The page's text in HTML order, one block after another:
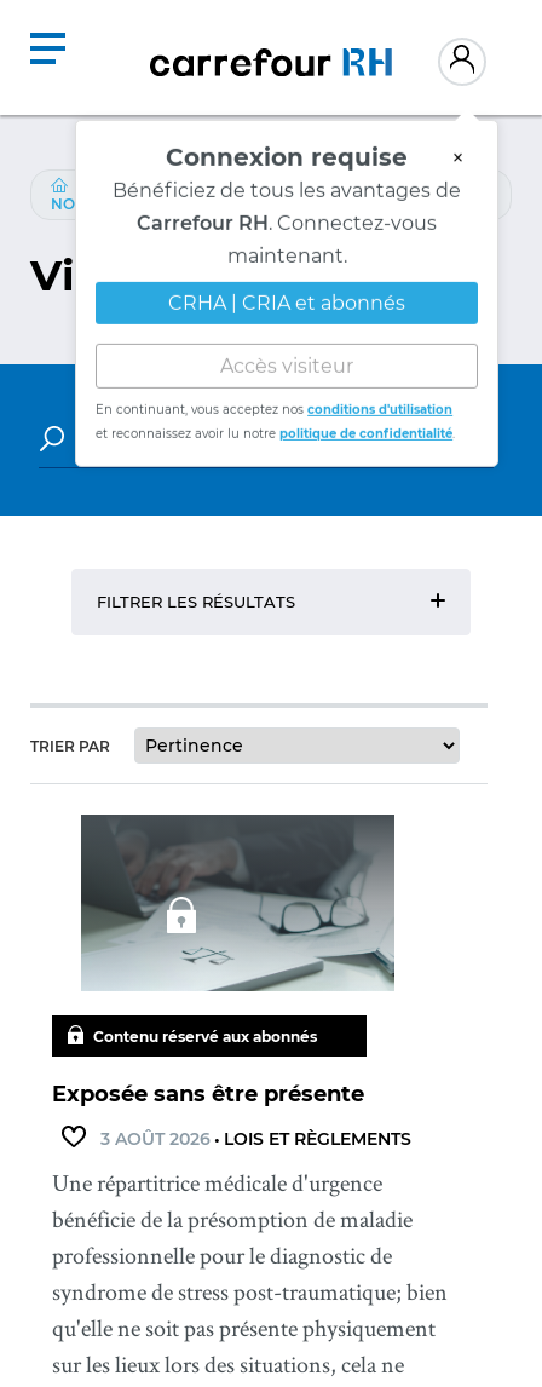
Connexion requise ×
Bénéficiez de tous les avantages de
Carrefour RH. Connectez-vous
maintenant.
CRHA | CRIA et abonnés
Accès visiteur
En continuant, vous acceptez nosconditions d'utilisation
et reconnaissez avoir lu notrepolitique de confidentialité.
RESSOURCES /PARTENAIRES-CONTENU /
NORMANDIN-BEAUDRY
Vidéos
FILTRER LES RÉSULTATS
TRIER PAR
Contenu réservé aux abonnés
Exposée sans être présente
3 AOÛT 2026• LOIS ET RÈGLEMENTS
Une répartitrice médicale d'urgence
bénéficie de la présomption de maladie
professionnelle pour le diagnostic de
syndrome de stress post-traumatique; bien
qu'elle ne soit pas présente physiquement
sur les lieux lors des situations, cela ne